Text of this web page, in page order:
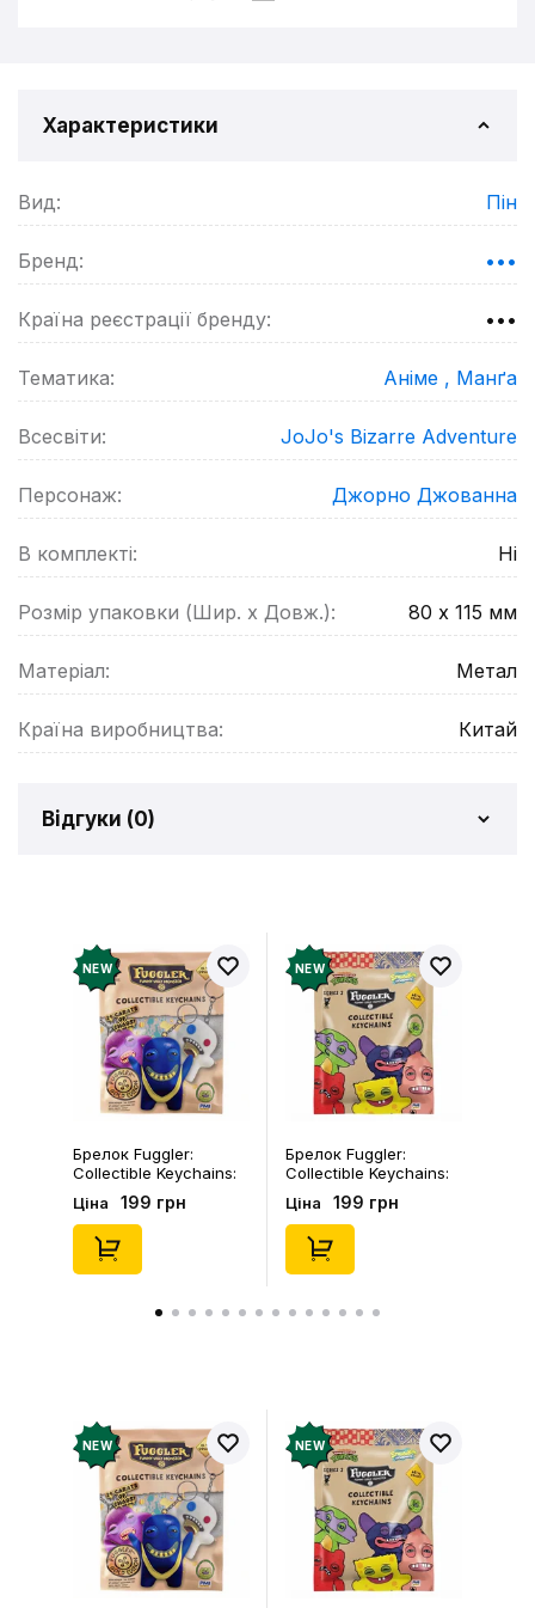
Характеристики
Вид: Пін
Бренд: •••
Країна реєстрації бренду: •••
Тематика: Аніме , Манґа
Всесвіти: JoJo's Bizarre Adventure
Персонаж: Джорно Джованна
В комплекті: Ні
Розмір упаковки (Шир. х Довж.): 80 х 115 мм
Матеріал: Метал
Країна виробництва: Китай
Відгуки (0)
Додайте відгук і отримайте 50 грн на свій
рахунок
Залишити відгук
NEW
Брелок Fuggler:
Collectible Keychains:
Gold Edition: Series 3
(Blind Box: 1 з 24),
(11550)
Ціна 199 грн
NEW
Брелок Fuggler:
Collectible Keychains:
Series 2 (Blind Box: 1 з
46), (15475)
Ціна 199 грн
NEW NEW